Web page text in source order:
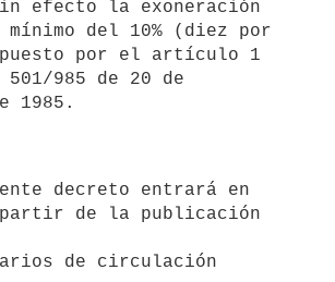
del 10% (diez por
por el artículo 1
985 de 20 de
de la publicación
de circulación